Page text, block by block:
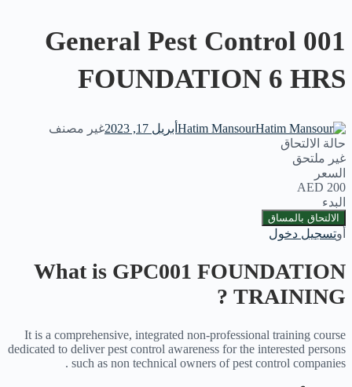
General Pest Control 001
FOUNDATION 6 HRS
Hatim Mansour أبريل 17, 2023
غير مصنف
حالة الالتحاق
غير ملتحق
السعر
200 AED
البدء
أوتسجيل دخول
What is GPC001 FOUNDATION
TRAINING ?
It is a comprehensive, integrated non-professional training course
dedicated to deliver pest control awareness for the interested persons
such as non technical owners of pest control companies .